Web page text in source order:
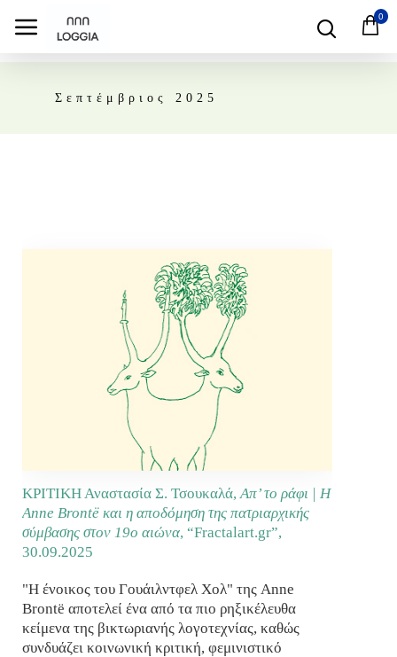
0
Σεπτέμβριος 2025
ΚΡΙΤΙΚΗ Αναστασία Σ. Τσουκαλά,Απ’ το ράφι | Η
Anne Brontë και η αποδόμηση της πατριαρχικής
σύμβασης στον 19ο αιώνα, “Fractalart.gr”,
30.09.2025
"Η ένοικος του Γουάιλντφελ Χολ" της Anne
Brontë αποτελεί ένα από τα πιο ρηξικέλευθα
κείμενα της βικτωριανής λογοτεχνίας, καθώς
συνδυάζει κοινωνική κριτική, φεμινιστικό